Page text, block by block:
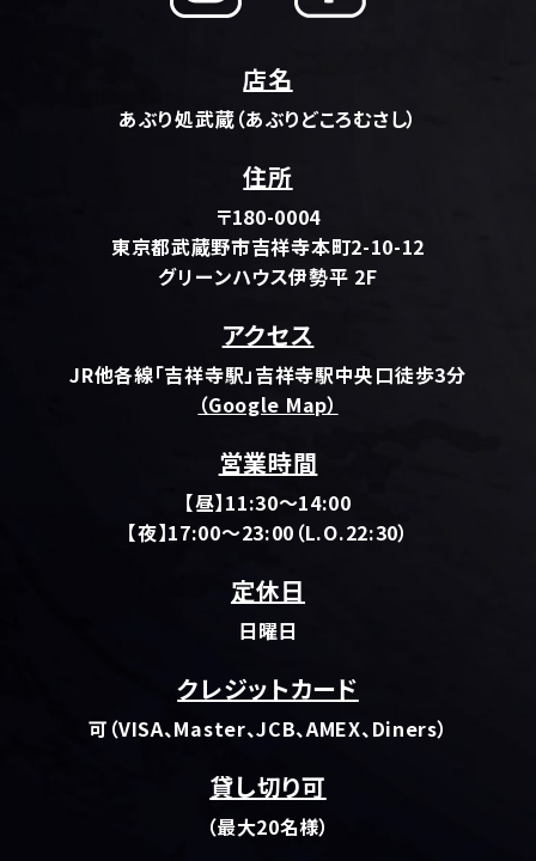
店名
あぶり処武蔵（あぶりどころむさし）
住所
〒180-0004
東京都武蔵野市吉祥寺本町2-10-12
グリーンハウス伊勢平 2F
アクセス
JR他各線「吉祥寺駅」吉祥寺駅中央口徒歩3分
（Google Map）
営業時間
【昼】11:30～14:00
【夜】17:00～23:00（L.O.22:30）
定休日
日曜日
クレジットカード
可（VISA、Master、JCB、AMEX、Diners）
貸し切り可
（最大20名様）